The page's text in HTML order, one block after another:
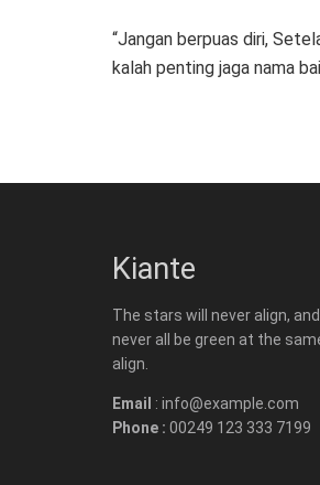
“Jangan berpuas diri,
kalah penting jaga nama
Kiante
The stars will never align,
never all be green at the
align.
Email : info@example.com
Phone : 00249 123 333 7199